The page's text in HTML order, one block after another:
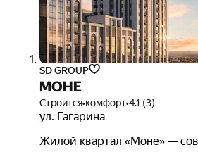
SD GROUP
МОНЕ
Строится•комфорт•4.1 (3)
ул. Гагарина
Жилой квартал «Моне» —